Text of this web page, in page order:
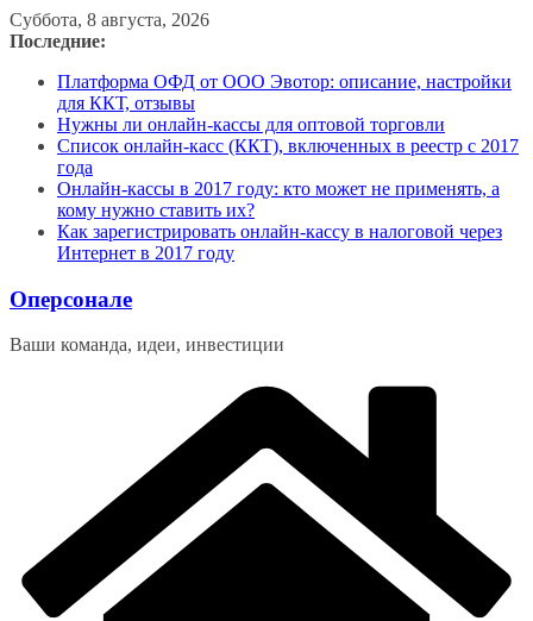
Перейти
к
Суббота, 8 августа, 2026
Последние:
Платформа ОФД от ООО Эвотор: описание, настройки
для ККТ, отзывы
Нужны ли онлайн-кассы для оптовой торговли
Список онлайн-касс (ККТ), включенных в реестр с 2017
года
Онлайн-кассы в 2017 году: кто может не применять, а
кому нужно ставить их?
Как зарегистрировать онлайн-кассу в налоговой через
Интернет в 2017 году
Оперсонале
Ваши команда, идеи, инвестиции